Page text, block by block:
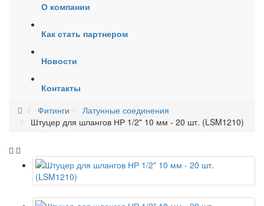
О компании
Как стать партнером
Новости
Контакты
Фитинги
Латунные соединения
Штуцер для шлангов НР 1/2" 10 мм - 20 шт. (LSM1210)